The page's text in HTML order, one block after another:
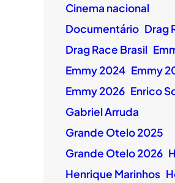
Cinema nacional
Documentário Drag
Drag Race Brasil
Emmy 2024 Emmy
Emmy 2026 Enrico
Gabriel Arruda
Grande Otelo 2025
Grande Otelo 2026
Henrique Marinhos